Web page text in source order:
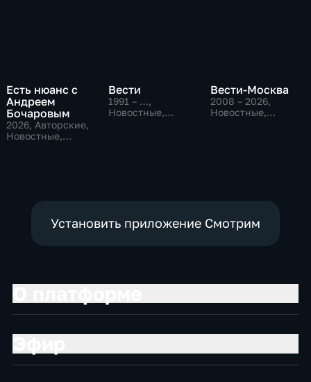
Есть нюанс с
Андреем
Бочаровым
2026, Авторские,
Новостные,
Вести
1991 – …,
Новостные,
Вести-Москва
2008 – 2026,
Новостные,
Установить приложение Смотрим